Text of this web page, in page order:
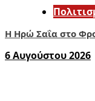
Η Ηρώ Σαΐα στο
6 Αυγούστου 2026